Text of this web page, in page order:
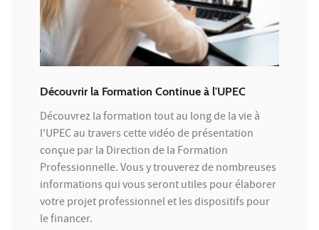
Découvrir la Formation Continue à l'UPEC
Découvrez la formation tout au long de la vie à
l'UPEC au travers cette vidéo de présentation
conçue par la Direction de la Formation
Professionnelle. Vous y trouverez de nombreuses
informations qui vous seront utiles pour élaborer
votre projet professionnel et les dispositifs pour
le financer.